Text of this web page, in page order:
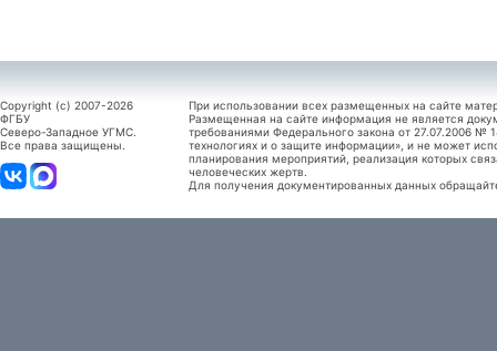
Copyright (c) 2007-2026
ФГБУ
Северо-Западное УГМС.
Все права защищены.
При использовании всех размещенных на сайте
Размещенная на сайте информация не является
требованиями Федерального закона от 27.07.2006
технологиях и о защите информации», и не может
планирования мероприятий, реализация которых
человеческих жертв.
Для получения документированных данных